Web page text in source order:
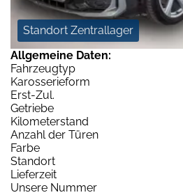
Standort Zentrallager
Allgemeine Daten:
Fahrzeugtyp
Karosserieform
Erst-Zul.
Getriebe
Kilometerstand
Anzahl der Türen
Farbe
Standort
Lieferzeit
Unsere Nummer